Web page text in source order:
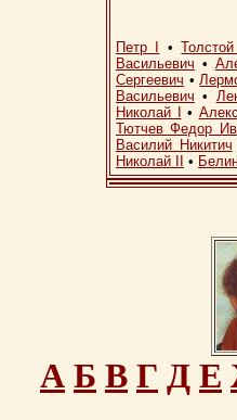
Петр I •
Васильевич •
Сергеевич •
Васильевич •
Николай I
•
Тютчев Федор
Василий Никитич
Николай II
•
А Б В Г Д Е